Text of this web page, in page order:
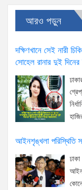
আরও পড়ুন
দক্ষিণখানে সেই নারী
সোহেল রানার দুই দিনের
আইনশৃঙ্খলা পরিস্থিতি